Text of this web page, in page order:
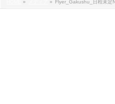
» » Flyer_Gakushu_日程未定